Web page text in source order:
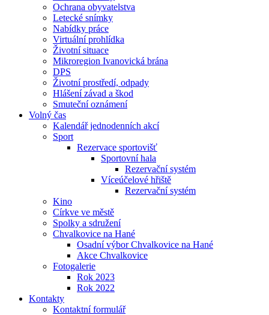
Ochrana obyvatelstva
Letecké snímky
Nabídky práce
Virtuální prohlídka
Životní situace
Mikroregion Ivanovická brána
DPS
Životní prostředí, odpady
Hlášení závad a škod
Smuteční oznámení
Volný čas
Kalendář jednodenních akcí
Sport
Rezervace sportovišť
Sportovní hala
Rezervační systém
Víceúčelové hřiště
Rezervační systém
Kino
Církve ve městě
Spolky a sdružení
Chvalkovice na Hané
Osadní výbor Chvalkovice na Hané
Akce Chvalkovice
Fotogalerie
Rok 2023
Rok 2022
Kontakty
Kontaktní formulář